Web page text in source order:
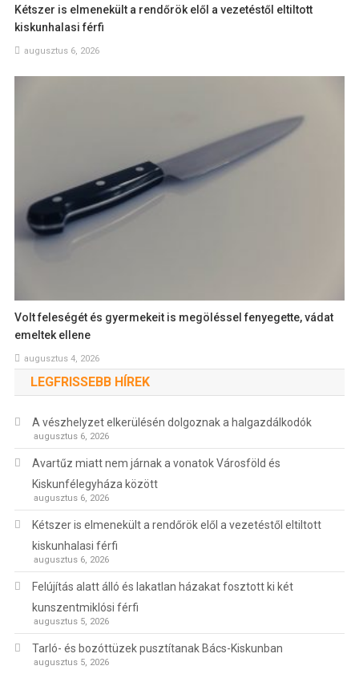
Kétszer is elmenekült a rendőrök elől a vezetéstől eltiltott
kiskunhalasi férfi
augusztus 6, 2026
Volt feleségét és gyermekeit is megöléssel fenyegette, vádat
emeltek ellene
augusztus 4, 2026
LEGFRISSEBB HÍREK
A vészhelyzet elkerülésén dolgoznak a halgazdálkodók
augusztus 6, 2026
Avartűz miatt nem járnak a vonatok Városföld és
Kiskunfélegyháza között
augusztus 6, 2026
Kétszer is elmenekült a rendőrök elől a vezetéstől eltiltott
kiskunhalasi férfi
augusztus 6, 2026
Felújítás alatt álló és lakatlan házakat fosztott ki két
kunszentmiklósi férfi
augusztus 5, 2026
Tarló- és bozóttüzek pusztítanak Bács-Kiskunban
augusztus 5, 2026